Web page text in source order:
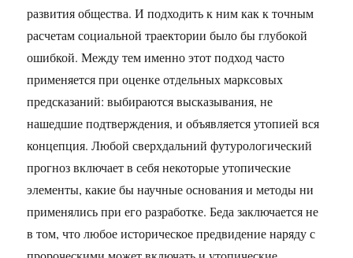
развития общества. И подходить к ним как к точным
расчетам социальной траектории было бы глубокой
ошибкой. Между тем именно этот подход часто
применяется при оценке отдельных марксовых
предсказаний: выбираются высказывания, не
нашедшие подтверждения, и объявляется утопией вся
концепция. Любой сверхдальний футурологический
прогноз включает в себя некоторые утопические
элементы, какие бы научные основания и методы ни
применялись при его разработке. Беда заключается не
в том, что любое историческое предвидение наряду с